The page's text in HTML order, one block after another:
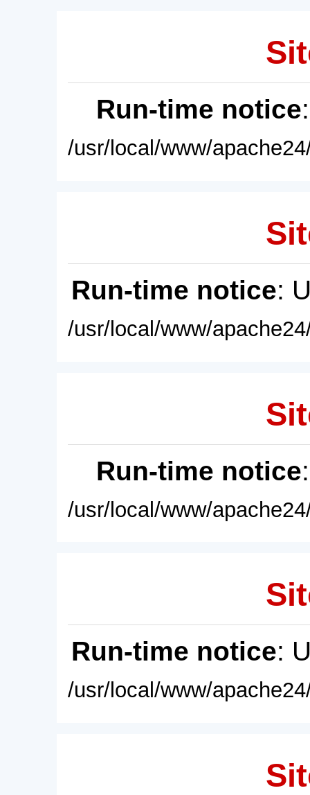
Run-time notice
/usr/local/www/
Run-time notice:
/usr/local/www/
Run-time notice
/usr/local/www/
Run-time notice:
/usr/local/www/